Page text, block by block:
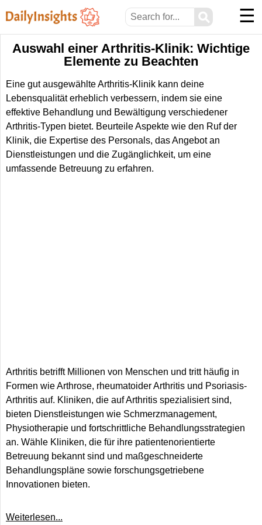
⚲ ☰
Auswahl einer Arthritis-Klinik: Wichtige
Elemente zu Beachten
Eine gut ausgewählte Arthritis-Klinik kann deine
Lebensqualität erheblich verbessern, indem sie eine
effektive Behandlung und Bewältigung verschiedener
Arthritis-Typen bietet. Beurteile Aspekte wie den Ruf der
Klinik, die Expertise des Personals, das Angebot an
Dienstleistungen und die Zugänglichkeit, um eine
umfassende Betreuung zu erfahren.
Arthritis betrifft Millionen von Menschen und tritt häufig in
Formen wie Arthrose, rheumatoider Arthritis und Psoriasis-
Arthritis auf. Kliniken, die auf Arthritis spezialisiert sind,
bieten Dienstleistungen wie Schmerzmanagement,
Physiotherapie und fortschrittliche Behandlungsstrategien
an. Wähle Kliniken, die für ihre patientenorientierte
Betreuung bekannt sind und maßgeschneiderte
Behandlungspläne sowie forschungsgetriebene
Innovationen bieten.
Weiterlesen...